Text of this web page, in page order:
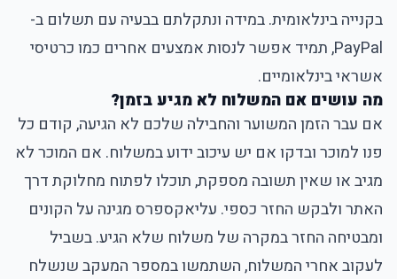
בקנייה בינלאומית. במידה ונתקלתם בבעיה עם תשלום ב-
PayPal, תמיד אפשר לנסות אמצעים אחרים כמו כרטיסי
אשראי בינלאומיים.
מה עושים אם המשלוח לא מגיע בזמן?
אם עבר הזמן המשוער והחבילה שלכם לא הגיעה, קודם כל
פנו למוכר ובדקו אם יש עיכוב ידוע במשלוח. אם המוכר לא
מגיב או שאין תשובה מספקת, תוכלו לפתוח מחלוקת דרך
האתר ולבקש החזר כספי. עליאקספרס מגינה על הקונים
ומבטיחה החזר במקרה של משלוח שלא הגיע. בשביל
לעקוב אחרי המשלוח, השתמשו במספר המעקב שנשלח